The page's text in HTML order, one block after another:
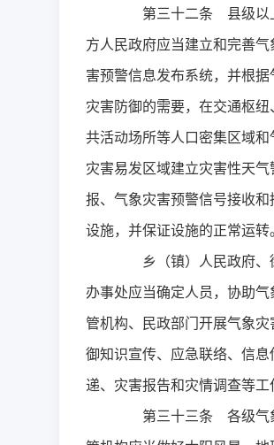
第三十二条 县级以
方人民政府应当建立和完善气
害预警信息发布系统，并根据
灾害防御的需要，在交通枢纽
共活动场所等人口密集区域和
灾害易发区域建立灾害性天气
报、气象灾害预警信号接收和
设施，并保证设施的正常运转
乡（镇）人民政府、
办事处应当确定人员，协助气
管机构、民政部门开展气象灾
御知识宣传、应急联络、信息
递、灾害报告和灾情调查等工
第三十三条 各级气